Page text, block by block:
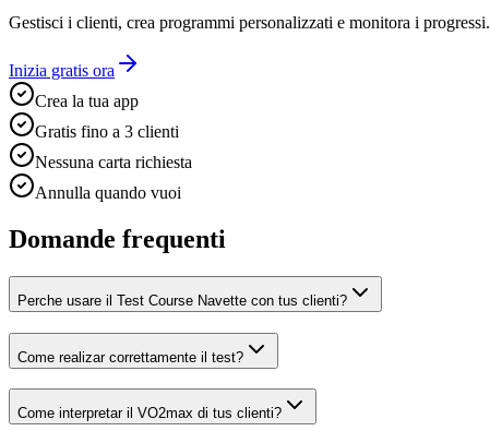
Gestisci i clienti, crea programmi personalizzati e monitora i
Inizia gratis ora
Crea la tua app
Gratis fino a 3 clienti
Nessuna carta richiesta
Annulla quando vuoi
Domande frequenti
Perche usare il Test Course Navette con tus clienti?
Come realizar correttamente il test?
Come interpretar il VO2max di tus clienti?